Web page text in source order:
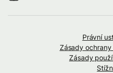
Právní
Zásady
Zásady